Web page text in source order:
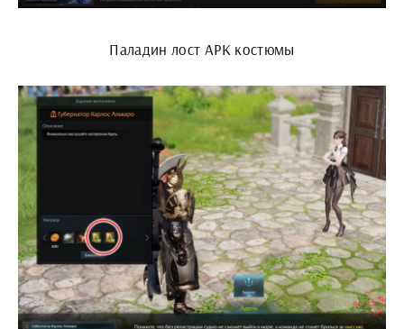
Паладин лост АРК костюмы